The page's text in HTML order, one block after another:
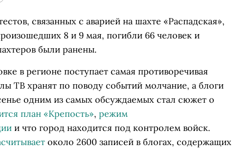
связанных с аварией на шахте «Распадская»,
8 и 9 мая, погибли 66 человек и
были ранены.
в регионе поступает самая противоречивая
ТВ хранят по поводу событий молчание, а блоги
одним из самых обсуждаемых стал сюжет о
план «Крепость», режим
и что город находится под контролем войск.
около 2600 записей в блогах, содержащих